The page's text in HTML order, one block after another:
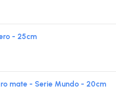
- 25cm
mate - Serie Mundo - 20cm